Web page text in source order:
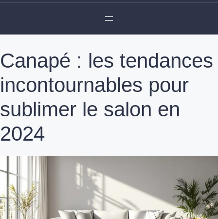
Canapé : les tendances
incontournables pour
sublimer le salon en
2024